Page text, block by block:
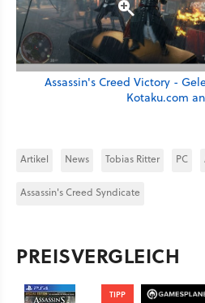
Assassin's Creed Victory -
Kotaku.com
Artikel News Tobias Ritter PC
Assassin's Creed Syndicate
PREISVERGLEICH
TIPP